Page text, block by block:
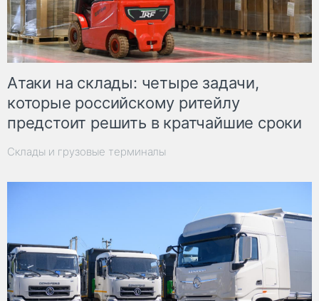
Атаки на склады: четыре задачи,
которые российскому ритейлу
предстоит решить в кратчайшие сроки
Склады и грузовые терминалы